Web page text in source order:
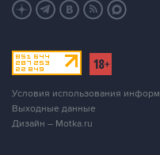
Условия использования
Выходные данные
Дизайн – Motka.ru